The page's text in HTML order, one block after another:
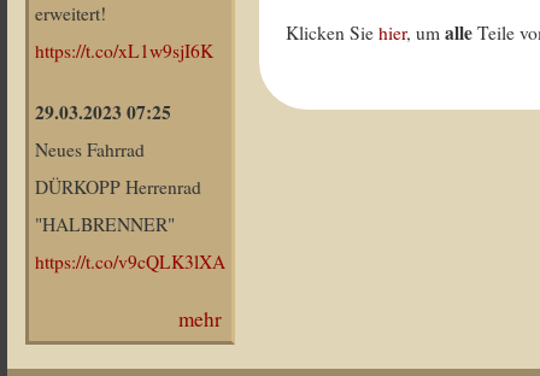
erweitert!
https://t.co/xL1w9sjI6K
29.03.2023 07:25
Neues Fahrrad
DÜRKOPP Herrenrad
"HALBRENNER"
https://t.co/v9cQLK3lXA
mehr
Klicken Siehier, umalle Teile